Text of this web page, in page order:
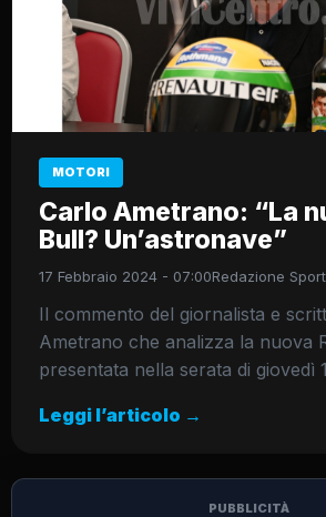
MOTORI
Carlo Ametrano: “La
Bull? Un’astronave”
17 Febbraio 2024 - 07:00Redazione
Il commento del giornalista e
Ametrano che analizza la nuova
presentata nella serata di giovedì
Leggi l’articolo →
PUBBLICITÀ